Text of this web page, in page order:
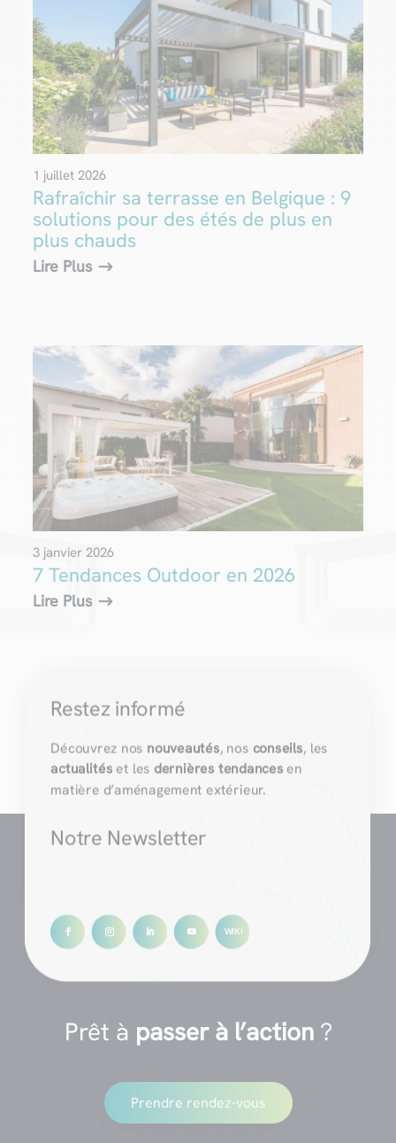
Rafraîchir sa terrasse en Belgique : 9
solutions pour des étés de plus en
plus chauds
1 juillet 2026
Lire Plus
7 Tendances Outdoor en 2026
3 janvier 2026
Lire Plus
Restez informé
Découvrez nos nouveautés, nos conseils, les
actualités et les dernières tendances en
matière d’aménagement extérieur.
Notre Newsletter
Prêt à passer à l’action?
Prendre rendez-vous